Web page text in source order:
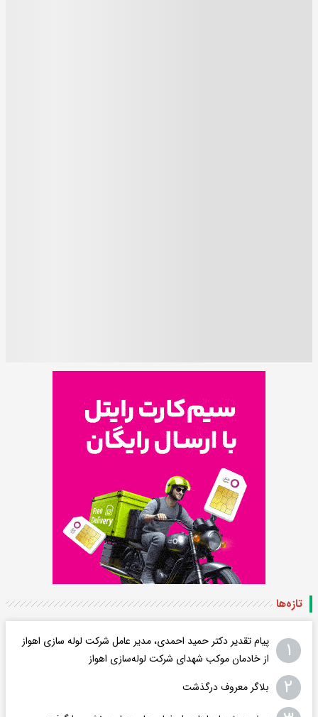
تازه‌ها
۱
پیام تقدیر دکتر حمید احمدی، مدیر عامل شرکت لوله سازی اهواز
از خادمان موکب شهدای شرکت لوله‌سازی اهواز
۲ بلاگر معروف درگذشت